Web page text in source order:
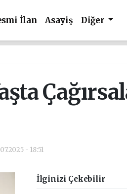
İlan Asayiş Diğer
- 18:51
İlginizi Çekebilir